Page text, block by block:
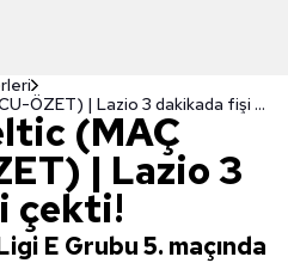
Lazio 2-0 Celtic (MAÇ SONUCU-ÖZET) | Lazio 3 dakikada fişi çekti!
(MAÇ
| Lazio 3
çekti!
E Grubu 5. maçında